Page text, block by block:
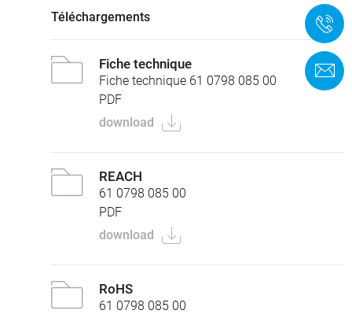
Téléchargements
Fiche technique
Fiche technique 61 0798 085 00
PDF
download
REACH
61 0798 085 00
PDF
download
RoHS
61 0798 085 00